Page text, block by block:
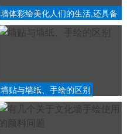
墙体彩绘美化人们的生活,还具备
特殊的社会文化属性
墙贴与墙纸、手绘的区别